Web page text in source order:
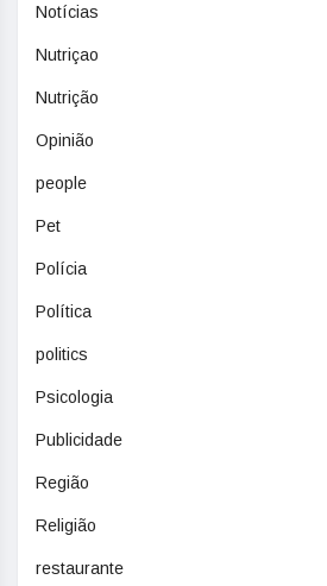
Notícias
Nutriçao
Nutrição
Opinião
people
Pet
Polícia
Política
politics
Psicologia
Publicidade
Região
Religião
restaurante